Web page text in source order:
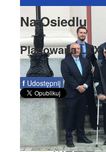
Na Osiedlu
Planowana LXX
f Udostępnij